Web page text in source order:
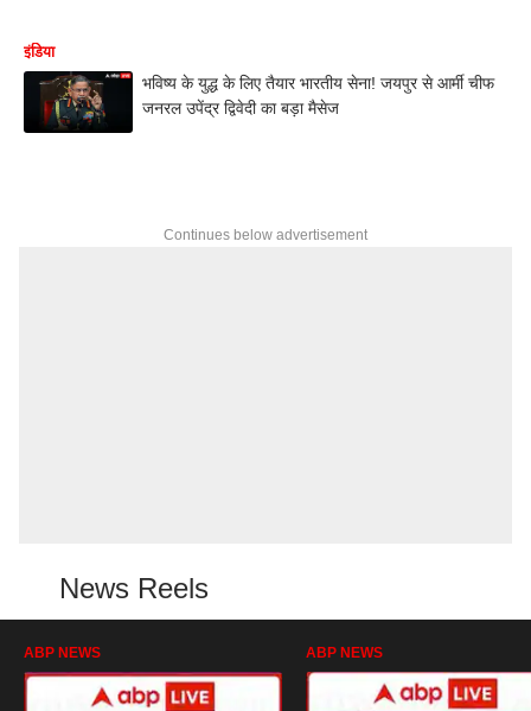
इंडिया
भविष्य के युद्ध के लिए तैयार भारतीय सेना! जयपुर से आर्मी चीफ
जनरल उपेंद्र द्विवेदी का बड़ा मैसेज
Continues below advertisement
News Reels
ABP NEWS ABP NEWS